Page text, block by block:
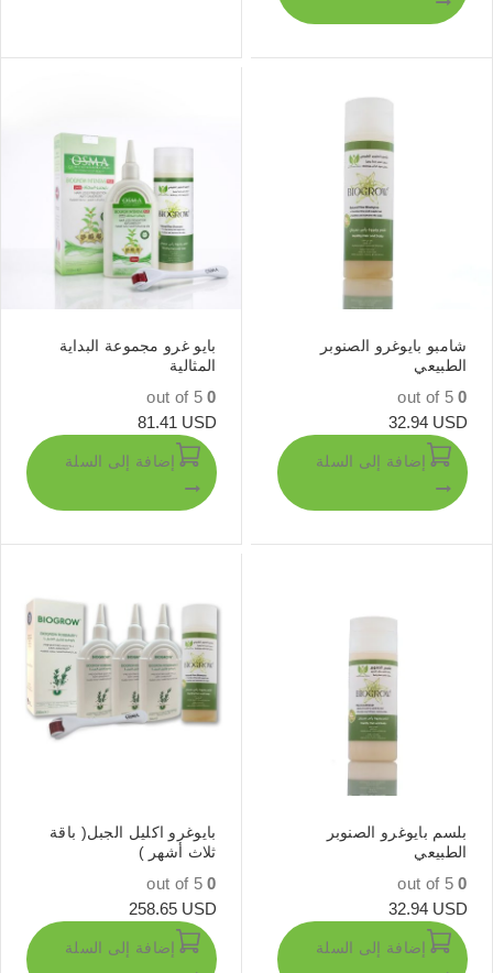
شامبو بايوغرو الصنوبر
الطبيعي
0
out of 5
32.94 USD
إضافة إلى السلة
بايو غرو مجموعة البداية
المثالية
0
out of 5
81.41 USD
إضافة إلى السلة
بلسم بايوغرو الصنوبر
الطبيعي
0
out of 5
32.94 USD
إضافة إلى السلة
بايوغرو اكليل الجبل( باقة
ثلاث أشهر )
0
out of 5
258.65 USD
إضافة إلى السلة